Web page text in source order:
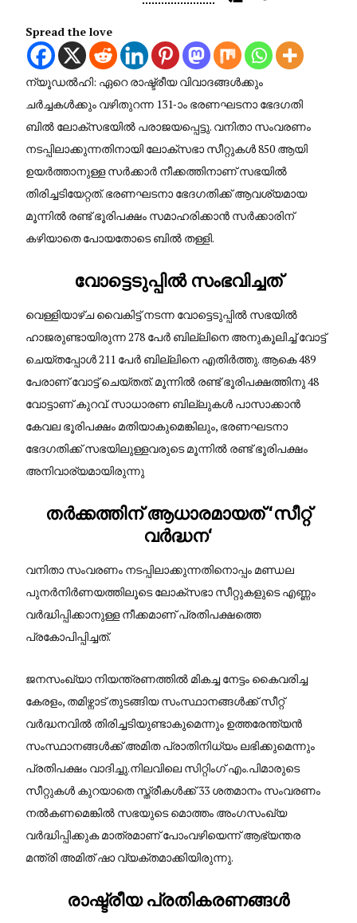
Spread the love
ന്യൂഡൽഹി: ഏറെ രാഷ്ട്രീയ വിവാദങ്ങൾക്കും
ചർച്ചകൾക്കും വഴിതുറന്ന 131-ാം ഭരണഘടനാ ഭേദഗതി
ബിൽ ലോക്സഭയിൽ പരാജയപ്പെട്ടു. വനിതാ സംവരണം
നടപ്പിലാക്കുന്നതിനായി ലോക്സഭാ സീറ്റുകൾ 850 ആയി
ഉയർത്താനുള്ള സർക്കാർ നീക്കത്തിനാണ് സഭയിൽ
തിരിച്ചടിയേറ്റത്. ഭരണഘടനാ ഭേദഗതിക്ക് ആവശ്യമായ
മൂന്നിൽ രണ്ട് ഭൂരിപക്ഷം സമാഹരിക്കാൻ സർക്കാരിന്
കഴിയാതെ പോയതോടെ ബിൽ തള്ളി.
വോട്ടെടുപ്പിൽ സംഭവിച്ചത്
വെള്ളിയാഴ്ച വൈകിട്ട് നടന്ന വോട്ടെടുപ്പിൽ സഭയിൽ
ഹാജരുണ്ടായിരുന്ന 278 പേർ ബില്ലിനെ അനുകൂലിച്ച് വോട്ട്
ചെയ്തപ്പോൾ 211 പേർ ബില്ലിനെ എതിർത്തു. ആകെ 489
പേരാണ് വോട്ട് ചെയ്തത്. മൂന്നിൽ രണ്ട് ഭൂരിപക്ഷത്തിനു 48
വോട്ടാണ് കുറവ്. സാധാരണ ബില്ലുകൾ പാസാക്കാൻ
കേവല ഭൂരിപക്ഷം മതിയാകുമെങ്കിലും, ഭരണഘടനാ
ഭേദഗതിക്ക് സഭയിലുള്ളവരുടെ മൂന്നിൽ രണ്ട് ഭൂരിപക്ഷം
അനിവാര്യമായിരുന്നു
തർക്കത്തിന് ആധാരമായത് ‘സീറ്റ്
വർദ്ധന‘
വനിതാ സംവരണം നടപ്പിലാക്കുന്നതിനൊപ്പം മണ്ഡല
പുനർനിർണയത്തിലൂടെ ലോക്സഭാ സീറ്റുകളുടെ എണ്ണം
വർദ്ധിപ്പിക്കാനുള്ള നീക്കമാണ് പ്രതിപക്ഷത്തെ
പ്രകോപിപ്പിച്ചത്.
ജനസംഖ്യാ നിയന്ത്രണത്തിൽ മികച്ച നേട്ടം കൈവരിച്ച
കേരളം, തമിഴ്നാട് തുടങ്ങിയ സംസ്ഥാനങ്ങൾക്ക് സീറ്റ്
വർദ്ധനവിൽ തിരിച്ചടിയുണ്ടാകുമെന്നും ഉത്തരേന്ത്യൻ
സംസ്ഥാനങ്ങൾക്ക് അമിത പ്രാതിനിധ്യം ലഭിക്കുമെന്നും
പ്രതിപക്ഷം വാദിച്ചു.നിലവിലെ സിറ്റിംഗ് എം.പിമാരുടെ
സീറ്റുകൾ കുറയാതെ സ്ത്രീകൾക്ക് 33 ശതമാനം സംവരണം
നൽകണമെങ്കിൽ സഭയുടെ മൊത്തം അംഗസംഖ്യ
വർദ്ധിപ്പിക്കുക മാത്രമാണ് പോംവഴിയെന്ന് ആഭ്യന്തര
മന്ത്രി അമിത് ഷാ വ്യക്തമാക്കിയിരുന്നു.
രാഷ്ട്രീയ പ്രതികരണങ്ങൾ